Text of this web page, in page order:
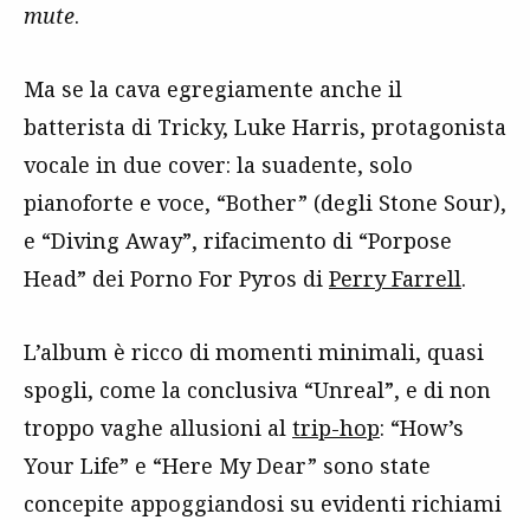
mute.
Ma se la cava egregiamente anche il
batterista di Tricky, Luke Harris, protagonista
vocale in due cover: la suadente, solo
pianoforte e voce, “Bother” (degli Stone Sour),
e “Diving Away”, rifacimento di “Porpose
Head” dei Porno For Pyros di Perry Farrell.
L’album è ricco di momenti minimali, quasi
spogli, come la conclusiva “Unreal”, e di non
troppo vaghe allusioni al trip-hop: “How’s
Your Life” e “Here My Dear” sono state
concepite appoggiandosi su evidenti richiami